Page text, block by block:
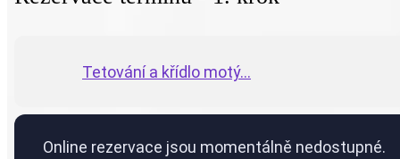
Tetování a křídlo motý...
Online rezervace jsou momentálně nedostupné.